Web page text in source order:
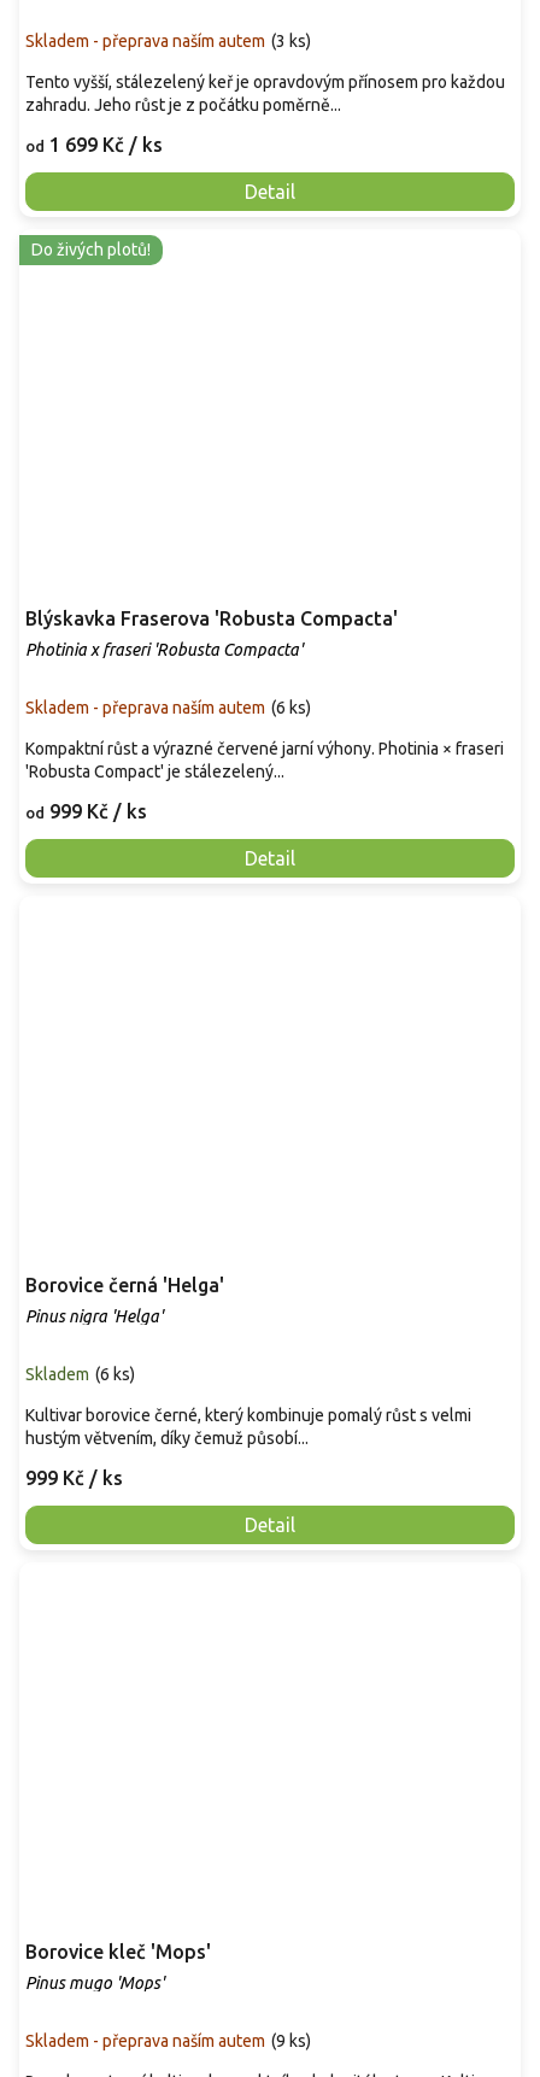
Skladem - přeprava naším autem (3 ks)
od 1 699 Kč / ks
Detail
Tento vyšší, stálezelený keř je opravdovým přínosem pro každou
zahradu. Jeho růst je z počátku poměrně...
Do živých plotů!
Blýskavka Fraserova 'Robusta Compacta'
Photinia x fraseri 'Robusta Compacta'
Skladem - přeprava naším autem (6 ks)
od 999 Kč / ks
Detail
Kompaktní růst a výrazné červené jarní výhony. Photinia × fraseri
'Robusta Compact' je stálezelený...
Borovice černá 'Helga'
Pinus nigra 'Helga'
Skladem (6 ks)
999 Kč / ks
Detail
Kultivar borovice černé, který kombinuje pomalý růst s velmi
hustým větvením, díky čemuž působí...
Borovice kleč 'Mops'
Pinus mugo 'Mops'
Skladem - přeprava naším autem (9 ks)